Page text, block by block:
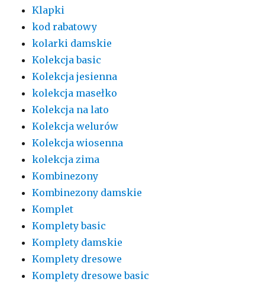
Klapki
kod rabatowy
kolarki damskie
Kolekcja basic
Kolekcja jesienna
kolekcja masełko
Kolekcja na lato
Kolekcja welurów
Kolekcja wiosenna
kolekcja zima
Kombinezony
Kombinezony damskie
Komplet
Komplety basic
Komplety damskie
Komplety dresowe
Komplety dresowe basic